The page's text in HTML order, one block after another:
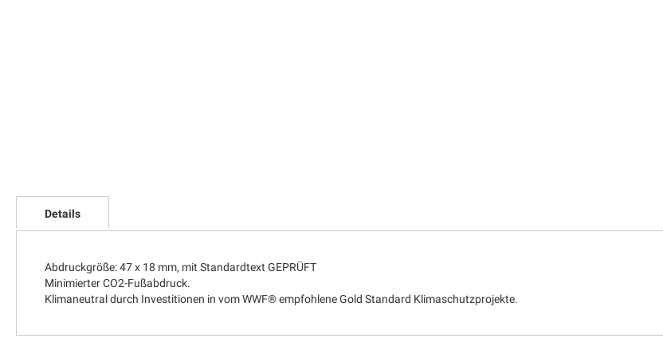
Anfang
Bildgalerie
Details
Abdruckgröße: 47 x 18 mm, mit Standardtext GEPRÜFT
Minimierter CO2-Fußabdruck.
Klimaneutral durch Investitionen in vom WWF® empfohlene Gold Standard Klimaschutzprojekte.